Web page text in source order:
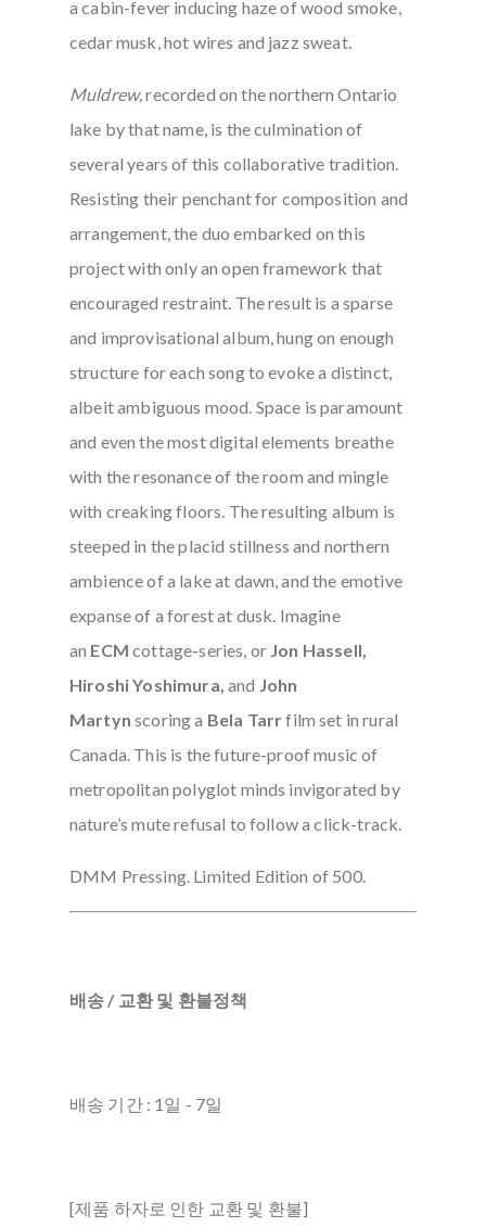
a cabin-fever inducing haze of wood smoke,
cedar musk, hot wires and jazz sweat.
Muldrew,recorded on the northern Ontario
lake by that name, is the culmination of
several years of this collaborative tradition.
Resisting their penchant for composition and
arrangement, the duo embarked on this
project with only an open framework that
encouraged restraint. The result is a sparse
and improvisational album, hung on enough
structure for each song to evoke a distinct,
albeit ambiguous mood. Space is paramount
and even the most digital elements breathe
with the resonance of the room and mingle
with creaking floors. The resulting album is
steeped in the placid stillness and northern
ambience of a lake at dawn, and the emotive
expanse of a forest at dusk. Imagine
an ECM cottage-series, or Jon Hassell,
Hiroshi Yoshimura,and John
Martyn scoring a Bela Tarrfilm set in rural
Canada. This is the future-proof music of
metropolitan polyglot minds invigorated by
nature’s mute refusal to follow a click-track.
DMM Pressing. Limited Edition of 500.
배송 / 교환 및 환불정책
배송 기간 : 1일 - 7일
[제품 하자로 인한 교환 및 환불]